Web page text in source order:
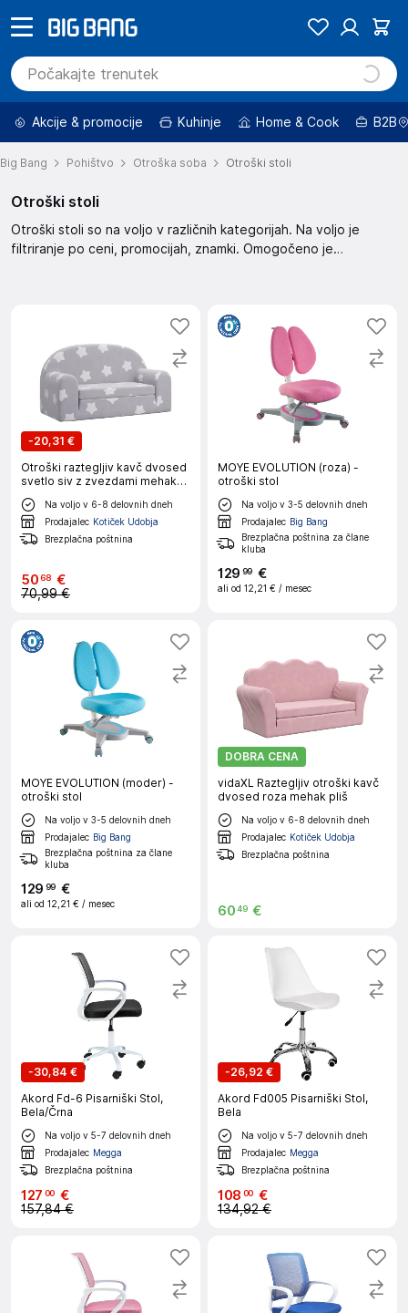
Akcije & promocije Kuhinje Home & Cook B2B
Big Bang Pohištvo Otroška soba Otroški stoli
Otroški stoli
Otroški stoli so na voljo v različnih kategorijah. Na voljo je
filtriranje po ceni, promocijah, znamki. Omogočeno je
-20,31 €
Otroški raztegljiv kavč dvosed
svetlo siv z zvezdami mehak
pliš
Na voljo v 6-8 delovnih dneh
Prodajalec Kotiček Udobja
Brezplačna poštnina
5068 €
70,99 €
MOYE EVOLUTION (roza) -
otroški stol
Na voljo v 3-5 delovnih dneh
Prodajalec Big Bang
Brezplačna poštnina za člane
kluba
129 99 €
ali od 12,21 € / mesec
MOYE EVOLUTION (moder) -
otroški stol
Na voljo v 3-5 delovnih dneh
Prodajalec Big Bang
Brezplačna poštnina za člane
kluba
129 99 €
ali od 12,21 € / mesec
DOBRA CENA
vidaXL Raztegljiv otroški kavč
dvosed roza mehak pliš
Na voljo v 6-8 delovnih dneh
Prodajalec Kotiček Udobja
Brezplačna poštnina
6049 €
-30,84 €
Akord Fd-6 Pisarniški Stol,
Bela/Črna
Na voljo v 5-7 delovnih dneh
Prodajalec Megga
Brezplačna poštnina
127 00 €
157,84 €
-26,92 €
Akord Fd005 Pisarniški Stol,
Bela
Na voljo v 5-7 delovnih dneh
Prodajalec Megga
Brezplačna poštnina
108 00 €
134,92 €